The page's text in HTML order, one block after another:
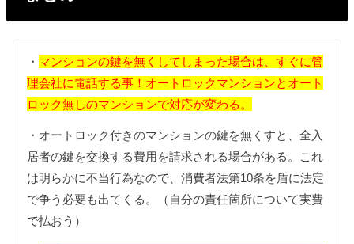
・ マンションの鍵を無くしてしまった場合は、すぐに管
理会社に電話する事！オートロックマンションとオート
ロック無しのマンションで対応が変わる。
・オートロック付きのマンションの鍵を無くすと、全入
居者の鍵を交換する費用を請求される場合がある。これ
は明らかに不当行為なので、消費者法第10条を盾に法定
で争う必要も出てくる。（自分の責任箇所について実費
で払おう）